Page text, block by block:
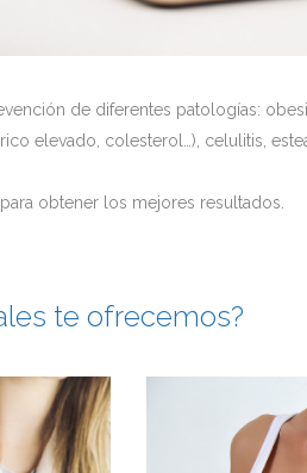
de diferentes patologías:
elevado, colesterol…), celulitis,
obtener los mejores resultados.
te ofrecemos?